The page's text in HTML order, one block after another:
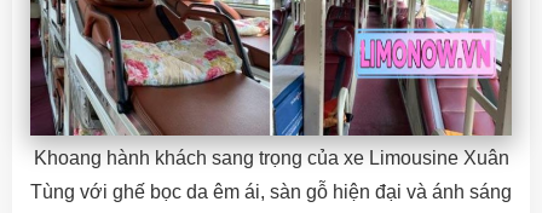
Khoang hành khách sang trọng của xe Limousine Xuân
Tùng với ghế bọc da êm ái, sàn gỗ hiện đại và ánh sáng